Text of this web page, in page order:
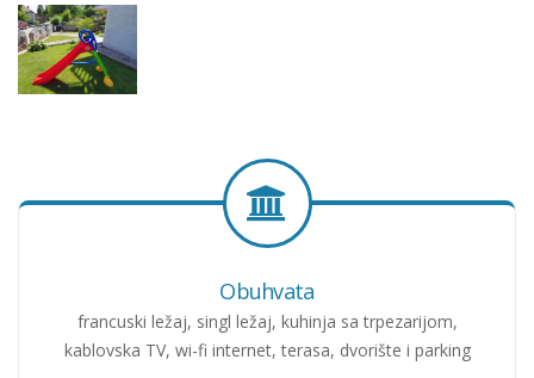
Obuhvata
francuski ležaj, singl ležaj, kuhinja sa trpezarijom,
kablovska TV, wi-fi internet, terasa, dvorište i parking